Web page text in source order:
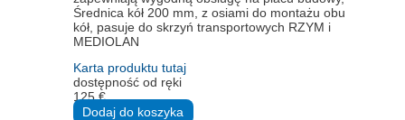
Średnica kół 200 mm, z osiami do montażu obu
kół, pasuje do skrzyń transportowych RZYM i
MEDIOLAN
Karta produktu tutaj
dostępność od ręki
125€
Dodaj do koszyka